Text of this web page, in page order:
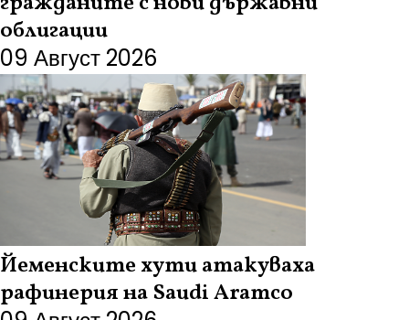
облигации
09 Август 2026
Йеменските хути атакуваха
рафинерия на Saudi Aramco